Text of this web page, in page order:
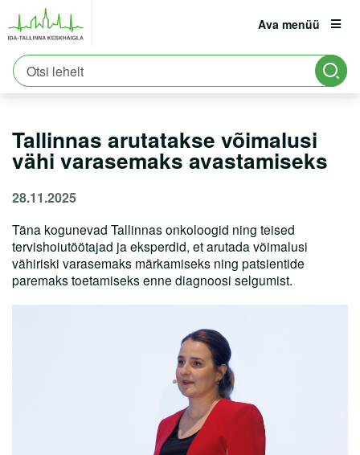
Ava menüü
est
Partnerile
Karjäär
Haiglast
Kontakt
6661900
Avaleht
Tallinnas arutatakse võimalusi vähi varasemaks avastamiseks
Tallinnas arutatakse võimalusi
vähi varasemaks avastamiseks
28.11.2025
Täna kogunevad Tallinnas onkoloogid ning teised
tervishoiutöötajad ja eksperdid, et arutada võimalusi
vähiriski varasemaks märkamiseks ning patsientide
paremaks toetamiseks enne diagnoosi selgumist.